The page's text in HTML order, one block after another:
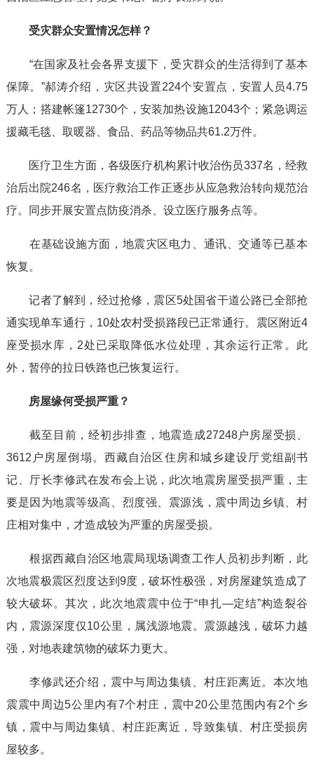
受灾群众安置情况怎样？
“在国家及社会各界支援下，受灾群众的生活得到了基本
保障。”郝涛介绍，灾区共设置224个安置点，安置人员4.75
万人；搭建帐篷12730个，安装加热设施12043个；紧急调运
援藏毛毯、取暖器、食品、药品等物品共61.2万件。
医疗卫生方面，各级医疗机构累计收治伤员337名，经救
治后出院246名，医疗救治工作正逐步从应急救治转向规范治
疗。同步开展安置点防疫消杀、设立医疗服务点等。
在基础设施方面，地震灾区电力、通讯、交通等已基本
恢复。
记者了解到，经过抢修，震区5处国省干道公路已全部抢
通实现单车通行，10处农村受损路段已正常通行。震区附近4
座受损水库，2处已采取降低水位处理，其余运行正常。此
外，暂停的拉日铁路也已恢复运行。
房屋缘何受损严重？
截至目前，经初步排查，地震造成27248户房屋受损、
3612户房屋倒塌。西藏自治区住房和城乡建设厅党组副书
记、厅长李修武在发布会上说，此次地震房屋受损严重，主
要是因为地震等级高、烈度强、震源浅，震中周边乡镇、村
庄相对集中，才造成较为严重的房屋受损。
根据西藏自治区地震局现场调查工作人员初步判断，此
次地震极震区烈度达到9度，破坏性极强，对房屋建筑造成了
较大破坏。其次，此次地震震中位于“申扎—定结”构造裂谷
内，震源深度仅10公里，属浅源地震。震源越浅，破坏力越
强，对地表建筑物的破坏力更大。
李修武还介绍，震中与周边集镇、村庄距离近。本次地
震震中周边5公里内有7个村庄，震中20公里范围内有2个乡
镇，震中与周边集镇、村庄距离近，导致集镇、村庄受损房
屋较多。